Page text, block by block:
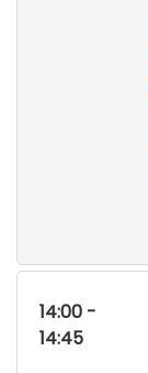
14:00 -
14:45